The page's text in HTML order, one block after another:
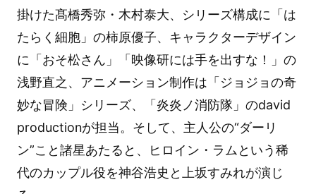
掛けた髙橋秀弥・木村泰大、シリーズ構成に「は
たらく細胞」の柿原優子、キャラクターデザイン
に「おそ松さん」「映像研には手を出すな！」の
浅野直之、アニメーション制作は「ジョジョの奇
妙な冒険」シリーズ、「炎炎ノ消防隊」のdavid
productionが担当。そして、主人公の“ダーリ
ン”こと諸星あたると、ヒロイン・ラムという稀
代のカップル役を神谷浩史と上坂すみれが演じ